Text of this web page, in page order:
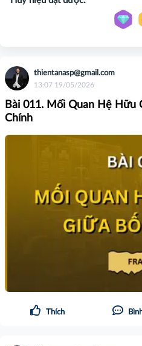
thientanasp@gmail.com
13:07 19/05/2026
Bài 011. Mối Quan Hệ Hữu
Chính
Thích